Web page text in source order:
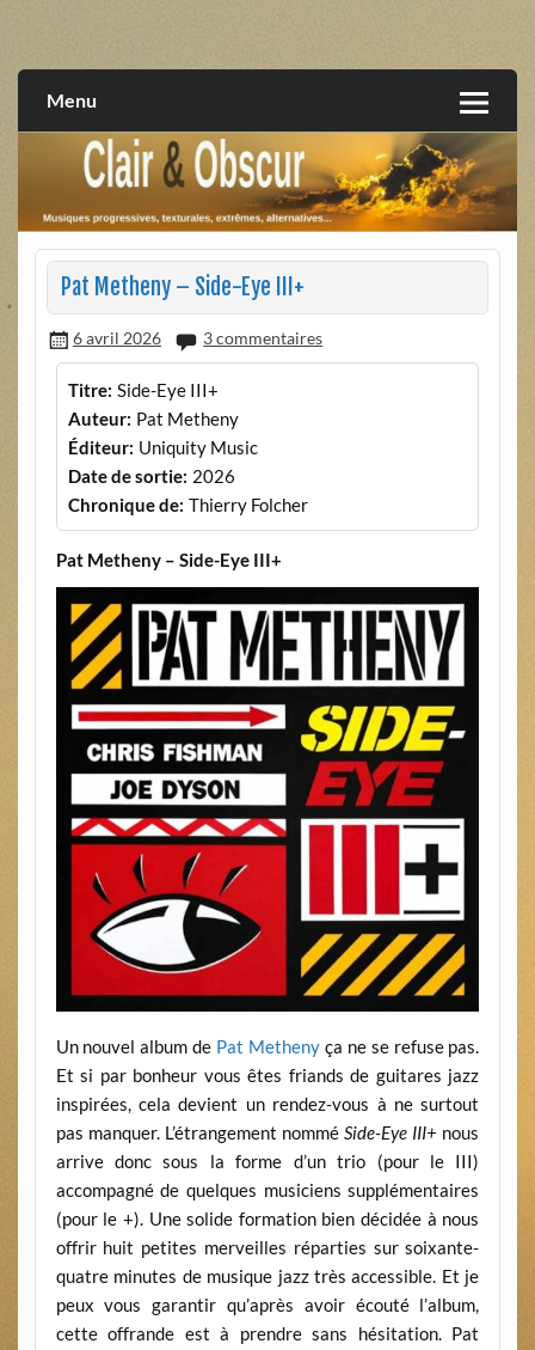
extrêmes, alternatives, texturales
Menu
Pat Metheny – Side-Eye III+
6 avril 2026 3 commentaires
Titre: Side-Eye III+
Auteur: Pat Metheny
Éditeur: Uniquity Music
Date de sortie: 2026
Chronique de: Thierry Folcher
Pat Metheny – Side-Eye III+
Un nouvel album de Pat Metheny ça ne se refuse pas.
Et si par bonheur vous êtes friands de guitares jazz
inspirées, cela devient un rendez-vous à ne surtout
pas manquer. L’étrangement nomméSide-Eye III+ nous
arrive donc sous la forme d’un trio (pour le III)
accompagné de quelques musiciens supplémentaires
(pour le +). Une solide formation bien décidée à nous
offrir huit petites merveilles réparties sur soixante-
quatre minutes de musique jazz très accessible. Et je
peux vous garantir qu’après avoir écouté l’album,
cette offrande est à prendre sans hésitation. Pat